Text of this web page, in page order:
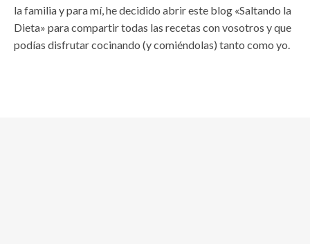
la familia y para mí, he decidido abrir este blog «Saltando la
Dieta» para compartir todas las recetas con vosotros y que
podías disfrutar cocinando (y comiéndolas) tanto como yo.